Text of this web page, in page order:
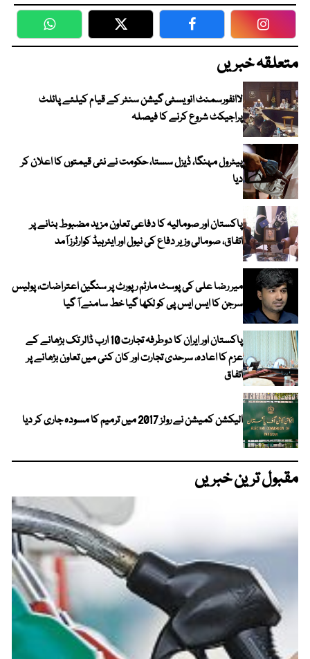
WhatsApp Twitter Facebook
متعلقہ خبریں
لاانفورسمنٹ انویسٹی گیشن سنٹر کے قیام کیلئے پائلٹ
پراجیکٹ شروع کرنے کا فیصلہ
پیٹرول مہنگا، ڈیزل سستا، حکومت نے نئی قیمتوں کا اعلان کر
دیا
پاکستان اور صومالیہ کا دفاعی تعاون مزید مضبوط بنانے پر
اتفاق، صومالی وزیر دفاع کی نیول اور ایئرہیڈ کوارٹرز آمد
میر رضا علی کی پوسٹ مارٹم رپورٹ پر سنگین اعتراضات، پولیس
سرجن کا ایس ایس پی کو لکھا گیا خط سامنے آ گیا
پاکستان اور ایران کا دوطرفہ تجارت 10 ارب ڈالر تک بڑھانے کے
عزم کا اعادہ، سرحدی تجارت اور کان کنی میں تعاون بڑھانے پر
اتفاق
الیکشن کمیشن نے رولز 2017 میں ترمیم کا مسودہ جاری کر دیا
مقبول ترین خبریں